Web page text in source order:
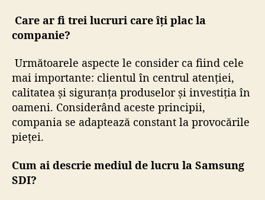
Care ar fi trei lucruri care îți plac la
companie?
Următoarele aspecte le consider ca fiind cele
mai importante: clientul în centrul atenției,
calitatea și siguranța produselor și investiția în
oameni. Considerând aceste principii,
compania se adaptează constant la provocările
pieței.
Cum ai descrie mediul de lucru la Samsung
SDI?